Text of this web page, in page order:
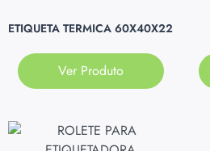
ETIQUETA TERMICA 60X40X22
Ver Produto